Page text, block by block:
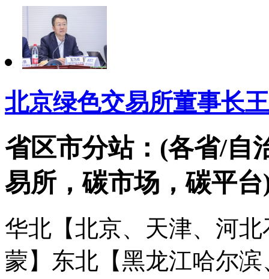
北京绿色交易所董事长
省区市分站：(各省/自
易所，碳市场，碳平台
华北【北京、天津、河
蒙】 东北【黑龙江哈尔